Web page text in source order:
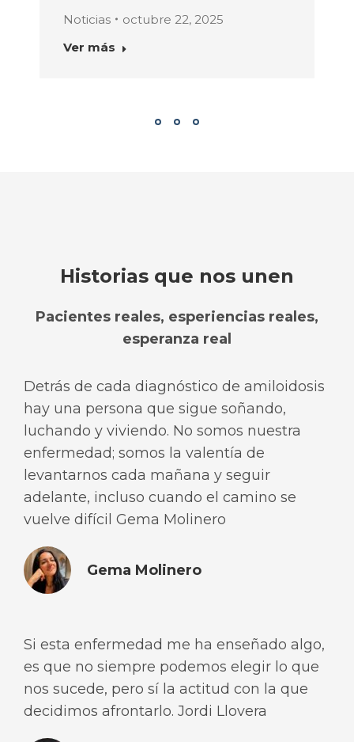
Noticias
octubre 22, 2025
Ver más
Historias que nos unen
Pacientes reales, esperiencias reales,
esperanza real
Gema Molinero
Detrás de cada diagnóstico de amiloidosis
hay una persona que sigue soñando,
luchando y viviendo. No somos nuestra
enfermedad; somos la valentía de
levantarnos cada mañana y seguir
adelante, incluso cuando el camino se
vuelve difícil Gema Molinero
Si esta enfermedad me ha enseñado algo,
es que no siempre podemos elegir lo que
nos sucede, pero sí la actitud con la que
decidimos afrontarlo. Jordi Llovera